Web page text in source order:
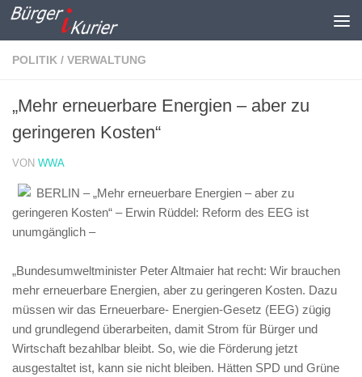
Zum Inhalt springen
POLITIK / VERWALTUNG
„Mehr erneuerbare Energien – aber zu
geringeren Kosten“
VON WWA
BERLIN – „Mehr erneuerbare Energien – aber zu
geringeren Kosten“ – Erwin Rüddel: Reform des EEG ist
unumgänglich –
„Bundesumweltminister Peter Altmaier hat recht: Wir brauchen
mehr erneuerbare Energien, aber zu geringeren Kosten. Dazu
müssen wir das Erneuerbare- Energien-Gesetz (EEG) zügig
und grundlegend überarbeiten, damit Strom für Bürger und
Wirtschaft bezahlbar bleibt. So, wie die Förderung jetzt
ausgestaltet ist, kann sie nicht bleiben. Hätten SPD und Grüne